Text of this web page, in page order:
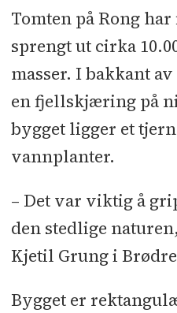
Ulvesethl
Bygg lTaktekker:
Blikkenslager:
aluminium: Holvik
Stålarbeider: Fana
Malerarbeid:
Bergenl
glassarbeider:
Tomten på Rong
sprengt ut cirka
masser. I bakkant
en fjellskjæring på
bygget ligger et
vannplanter.
– Det var viktig å
den stedlige
Kjetil Grung i
Bygget er